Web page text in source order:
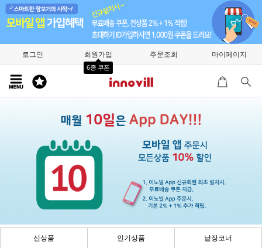
로그인 회원가입
6종 쿠폰
주문조회 마이페이지
신상품 인기상품 낱장코너